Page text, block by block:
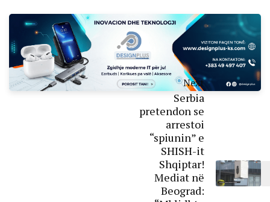
Next
Serbia
pretendon se
arrestoi
“spiunin” e
SHISH-it
Shqiptar!
Mediat në
Beograd: